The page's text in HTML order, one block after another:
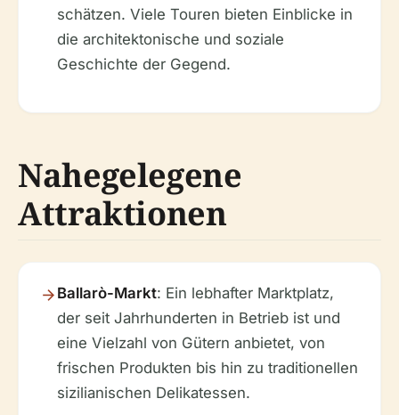
schätzen. Viele Touren bieten Einblicke in
die architektonische und soziale
Geschichte der Gegend.
Nahegelegene
Attraktionen
Ballarò-Markt: Ein lebhafter Marktplatz,
der seit Jahrhunderten in Betrieb ist und
eine Vielzahl von Gütern anbietet, von
frischen Produkten bis hin zu traditionellen
sizilianischen Delikatessen.